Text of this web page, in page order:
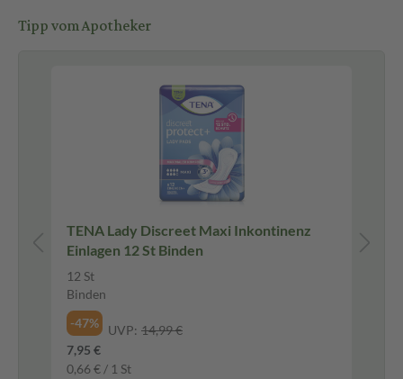
Tipp vom Apotheker
TENA Lady Discreet Maxi Inkontinenz
Einlagen 12 St Binden
12 St
Binden
-47%
UVP: 14,99 €
7,95 €
0,66 € / 1 St